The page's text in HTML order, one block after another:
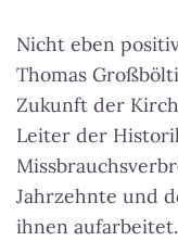
Nicht eben
Thomas
Zukunft der
Leiter der
Jahrzehnte und
ihnen